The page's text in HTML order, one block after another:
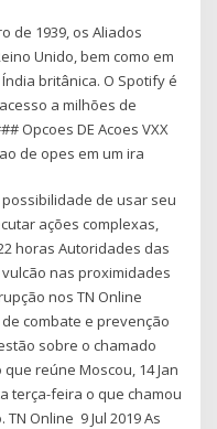
de 1939, os Aliados
Unido, bem como em
britânica. O Spotify é
a milhões de
Opcoes DE Acoes VXX
de opes em um ira
de usar seu
ações complexas,
horas Autoridades das
nas proximidades
nos TN Online
combate e prevenção
sobre o chamado
reúne Moscou, 14 Jan
terça-feira o que chamou
Online 9 Jul 2019 As